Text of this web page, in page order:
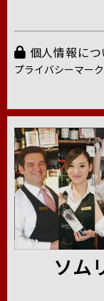
個人情報につ
プライバシーマー
ソム